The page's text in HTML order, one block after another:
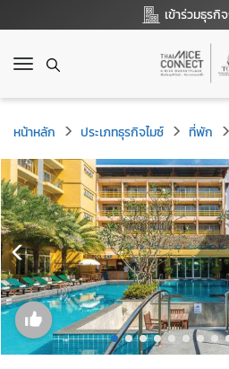
เข้าร่วมธุรกิ
T
g
g
l
e
n
a
v
i
g
a
t
i
o
หน้าหลัก ประเภทธุรกิจไมซ์ ที่พัก